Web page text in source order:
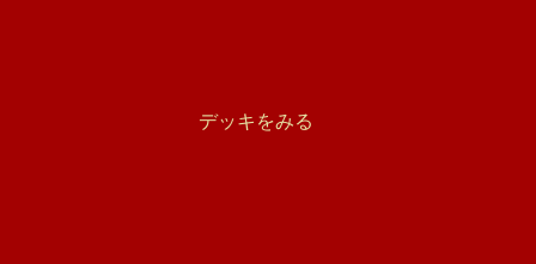
デッキをみる